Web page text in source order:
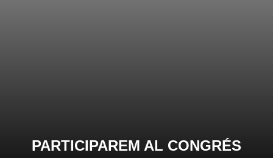
PARTICIPAREM AL CONGRÉS